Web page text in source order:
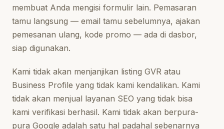
membuat Anda mengisi formulir lain. Pemasaran
tamu langsung — email tamu sebelumnya, ajakan
pemesanan ulang, kode promo — ada di dasbor,
siap digunakan.
Kami tidak akan menjanjikan listing GVR atau
Business Profile yang tidak kami kendalikan. Kami
tidak akan menjual layanan SEO yang tidak bisa
kami verifikasi berhasil. Kami tidak akan berpura-
pura Google adalah satu hal padahal sebenarnya